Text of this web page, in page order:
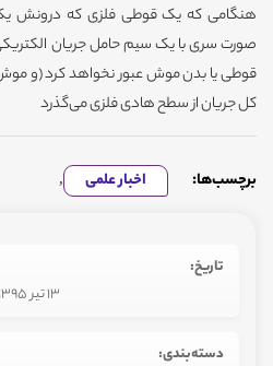
هنگامی که یک قوطی فلزی که درونش یک
صورت سری با یک سیم حامل جریان الکتریکی
قوطی یا بدن موش عبور نخواهد کرد (و
کل جریان از سطح هادی فلزی می‌گذرد
برچسب‌ها: اخبار علمی ,
تاریخ:
13 تیر 1395
دسته‌بندی: